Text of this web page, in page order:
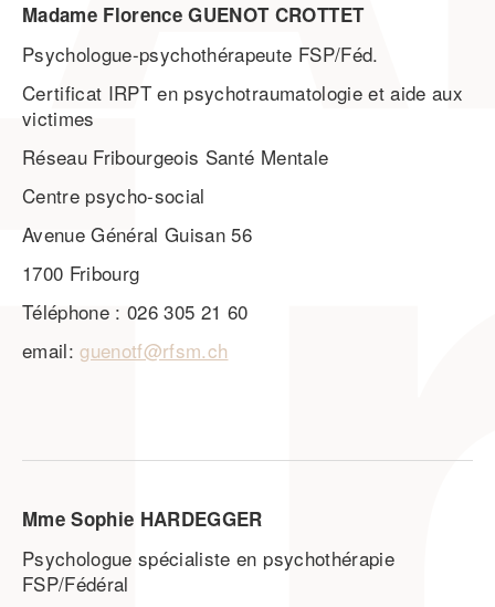
Madame Florence GUENOT CROTTET
Psychologue-psychothérapeute FSP/Féd.
Certificat IRPT en psychotraumatologie et aide aux
victimes
Réseau Fribourgeois Santé Mentale
Centre psycho-social
Avenue Général Guisan 56
1700 Fribourg
Téléphone : 026 305 21 60
email:guenotf@rfsm.ch
Mme Sophie HARDEGGER
Psychologue spécialiste en psychothérapie
FSP/Fédéral